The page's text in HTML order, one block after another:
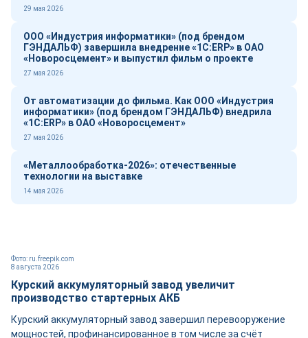
29 мая 2026
ООО «Индустрия информатики» (под брендом
ГЭНДАЛЬФ) завершила внедрение «1С:ERP» в ОАО
«Новоросцемент» и выпустил фильм о проекте
27 мая 2026
От автоматизации до фильма. Как ООО «Индустрия
информатики» (под брендом ГЭНДАЛЬФ) внедрила
«1С:ERP» в ОАО «Новоросцемент»
27 мая 2026
«Металлообработка-2026»: отечественные
технологии на выставке
14 мая 2026
8 августа 2026
Фото: ru.freepik.com
Курский аккумуляторный завод увеличит
производство стартерных АКБ
Курский аккумуляторный завод завершил перевооружение
мощностей, профинансированное в том числе за счёт